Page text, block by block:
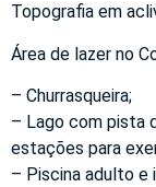
Topografia em
Área de lazer no
– Churrasqueira;
– Lago com pista
estações para
– Piscina adulto e